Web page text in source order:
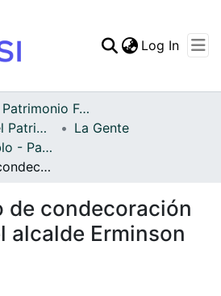
Statistics
Log In
Archivo del Patrimonio Fotográfico y Fílmico del Valle del Cauca
Fondo Archivo del Patrimonio Fotográfico y Fílmico del Valle del Cauca
La Gente
APFFVC - El Pueblo - Patrimonial
Recibimiento de condecoración de manos del alcalde Erminson García
de condecoración
alcalde Erminson